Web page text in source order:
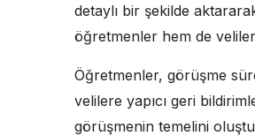
detaylı bir şekilde
öğretmenler hem de
Öğretmenler, görüşme
velilere yapıcı geri
görüşmenin temelini